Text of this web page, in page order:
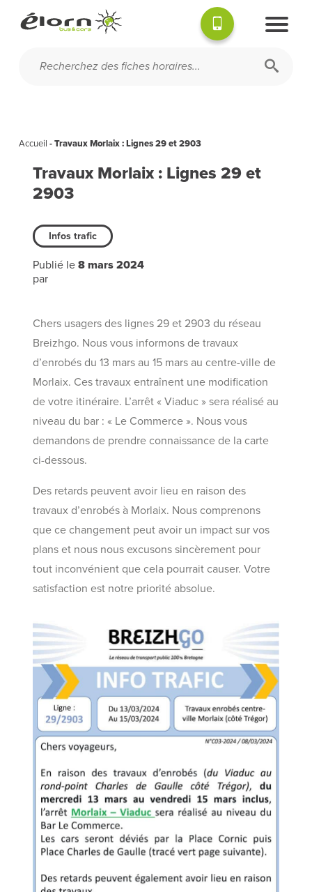
Accueil -Travaux Morlaix : Lignes 29 et 2903
Travaux Morlaix : Lignes 29 et
2903
Infos trafic
Publié le8 mars 2024
par
Chers usagers des lignes 29 et 2903 du réseau
Breizhgo. Nous vous informons de travaux
d’enrobés du 13 mars au 15 mars au centre-ville de
Morlaix. Ces travaux entraînent une modification
de votre itinéraire. L’arrêt « Viaduc » sera réalisé au
niveau du bar : « Le Commerce ». Nous vous
demandons de prendre connaissance de la carte
ci-dessous.
Des retards peuvent avoir lieu en raison des
travaux d’enrobés à Morlaix. Nous comprenons
que ce changement peut avoir un impact sur vos
plans et nous nous excusons sincèrement pour
tout inconvénient que cela pourrait causer. Votre
satisfaction est notre priorité absolue.